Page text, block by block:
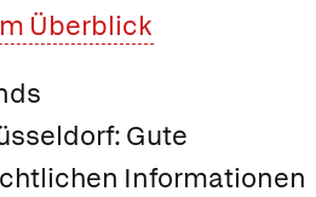
Überblick
Gute
Informationen